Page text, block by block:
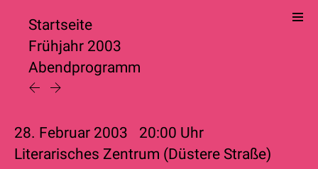
Startseite
Frühjahr 2003
Abendprogramm
28. Februar 2003 20:00 Uhr
Literarisches Zentrum (Düstere Straße)